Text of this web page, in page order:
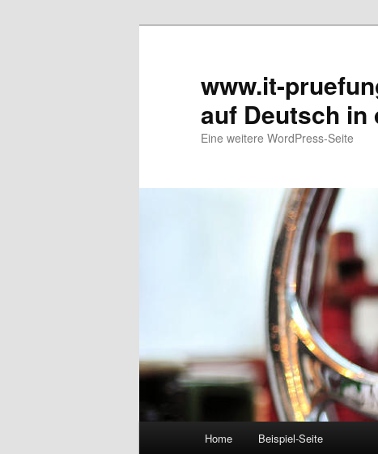
www.it-
auf Deutsch in
Eine weitere WordPress-Seite
Zum Inhalt wechseln
Zum sekundären Inhalt
Home Beispiel-Seite